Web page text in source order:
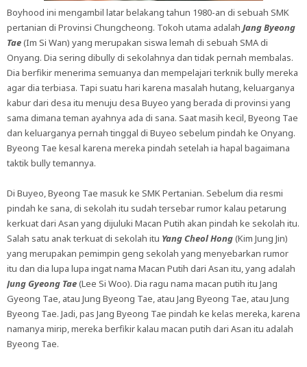
Boyhood ini mengambil latar belakang tahun 1980-an di sebuah SMK
pertanian di Provinsi Chungcheong. Tokoh utama adalah Jang Byeong
Tae(Im Si Wan) yang merupakan siswa lemah di sebuah SMA di
Onyang. Dia sering dibully di sekolahnya dan tidak pernah membalas.
Dia berfikir menerima semuanya dan mempelajari terknik bully mereka
agar dia terbiasa. Tapi suatu hari karena masalah hutang, keluarganya
kabur dari desa itu menuju desa Buyeo yang berada di provinsi yang
sama dimana teman ayahnya ada di sana. Saat masih kecil, Byeong Tae
dan keluarganya pernah tinggal di Buyeo sebelum pindah ke Onyang.
Byeong Tae kesal karena mereka pindah setelah ia hapal bagaimana
taktik bully temannya.
Di Buyeo, Byeong Tae masuk ke SMK Pertanian. Sebelum dia resmi
pindah ke sana, di sekolah itu sudah tersebar rumor kalau petarung
kerkuat dari Asan yang dijuluki Macan Putih akan pindah ke sekolah itu.
Salah satu anak terkuat di sekolah itu Yang Cheol Hong(Kim Jung Jin)
yang merupakan pemimpin geng sekolah yang menyebarkan rumor
itu dan dia lupa lupa ingat nama Macan Putih dari Asan itu, yang adalah
Jung Gyeong Tae(Lee Si Woo). Dia ragu nama macan putih itu Jang
Gyeong Tae, atau Jung Byeong Tae, atau Jang Byeong Tae, atau Jung
Byeong Tae. Jadi, pas Jang Byeong Tae pindah ke kelas mereka, karena
namanya mirip, mereka berfikir kalau macan putih dari Asan itu adalah
Byeong Tae.